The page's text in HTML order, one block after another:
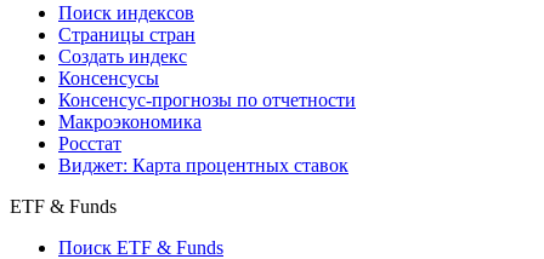
Поиск индексов
Страницы стран
Создать индекс
Консенсусы
Консенсус-прогнозы по отчетности
Макроэкономика
Росстат
Виджет: Карта процентных ставок
ETF & Funds
Поиск ETF & Funds